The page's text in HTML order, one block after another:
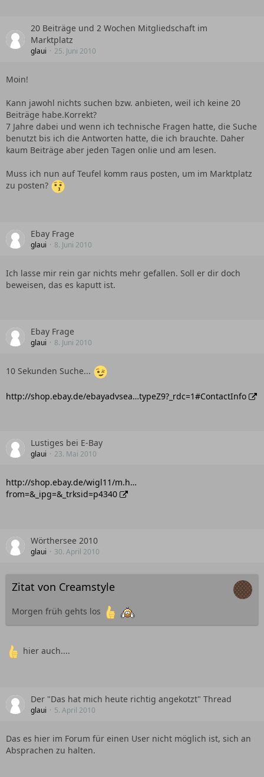
20 Beiträge und 2 Wochen Mitgliedschaft im
Marktplatz
glaui 25. Juni 2010
Moin!
Kann jawohl nichts suchen bzw. anbieten, weil ich keine 20
Beiträge habe.Korrekt?
7 Jahre dabei und wenn ich technische Fragen hatte, die Suche
benutzt bis ich die Antworten hatte, die ich brauchte. Daher
kaum Beiträge aber jeden Tagen onlie und am lesen.
Muss ich nun auf Teufel komm raus posten, um im Marktplatz
zu posten?
Ebay Frage
glaui 8. Juni 2010
Ich lasse mir rein gar nichts mehr gefallen. Soll er dir doch
beweisen, das es kaputt ist.
Ebay Frage
glaui 8. Juni 2010
10 Sekunden Suche...
http://shop.ebay.de/ebayadvsea…typeZ9?_rdc=1#ContactInfo
Lustiges bei E-Bay
glaui 23. Mai 2010
http://shop.ebay.de/wigl11/m.h…
from=&_ipg=&_trksid=p4340
Wörthersee 2010
glaui 30. April 2010
Zitat von Creamstyle
Morgen früh gehts los
hier auch....
Der "Das hat mich heute richtig angekotzt" Thread
glaui 5. April 2010
Das es hier im Forum für einen User nicht möglich ist, sich an
Absprachen zu halten.